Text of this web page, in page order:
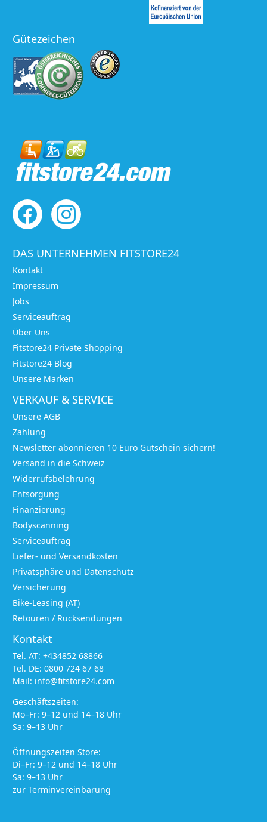
Gütezeichen
DAS UNTERNEHMEN FITSTORE24
Kontakt
Impressum
Jobs
Serviceauftrag
Über Uns
Fitstore24 Private Shopping
Fitstore24 Blog
Unsere Marken
VERKAUF & SERVICE
Unsere AGB
Zahlung
Newsletter abonnieren 10 Euro Gutschein sichern!
Versand in die Schweiz
Widerrufsbelehrung
Entsorgung
Finanzierung
Bodyscanning
Serviceauftrag
Liefer- und Versandkosten
Privatsphäre und Datenschutz
Versicherung
Bike-Leasing (AT)
Retouren / Rücksendungen
Kontakt
Tel. AT: +434852 68866
Tel. DE: 0800 724 67 68
Mail: info@fitstore24.com
Geschäftszeiten:
Mo–Fr: 9–12 und 14–18 Uhr
Sa: 9–13 Uhr
Öffnungszeiten Store:
Di–Fr: 9–12 und 14–18 Uhr
Sa: 9–13 Uhr
zur Terminvereinbarung